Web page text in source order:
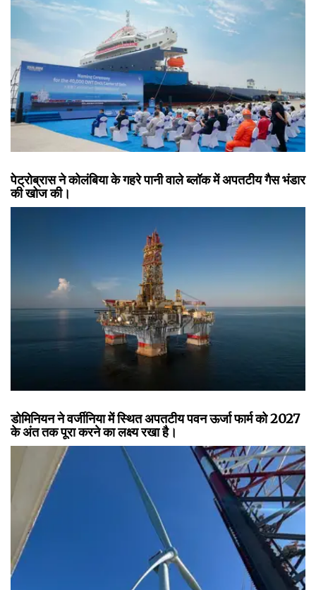
पेट्रोब्रास ने कोलंबिया के गहरे पानी वाले ब्लॉक में अपतटीय गैस भंडार
की खोज की।
डोमिनियन ने वर्जीनिया में स्थित अपतटीय पवन ऊर्जा फार्म को 2027
के अंत तक पूरा करने का लक्ष्य रखा है।